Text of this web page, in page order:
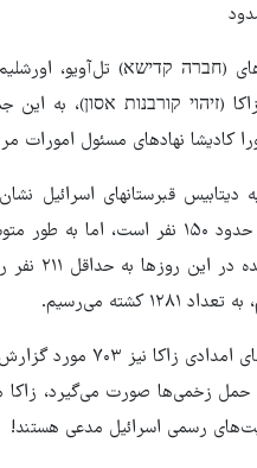
(חברה קדישא) تل‌آویو،
(זיהוי קורבנות אסון)، به
دیتابیس قبرستانهای اسرائیل
کشته می‌رسیم.
آمار مربوط به تردد
رسمی اسرائیل مدعی هستند!
هماهنگی محور مقاومت،
در منطقه درمانده